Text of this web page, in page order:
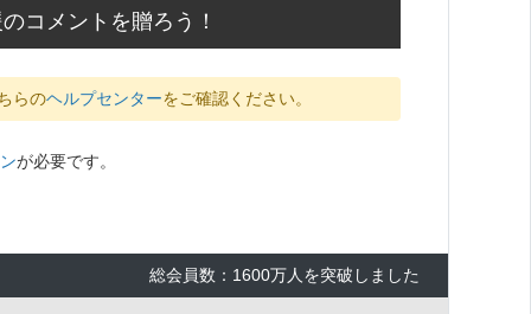
コメントを贈ろう！
らのヘルプセンターをご確認ください。
が必要です。
総会員数：1600万人を突破しました